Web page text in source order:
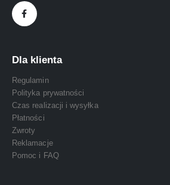
Dla klienta
Regulamin
Polityka prywatności
Czas realizacji i wysyłka
Płatności
Zwroty
Reklamacje
Pomoc i FAQ